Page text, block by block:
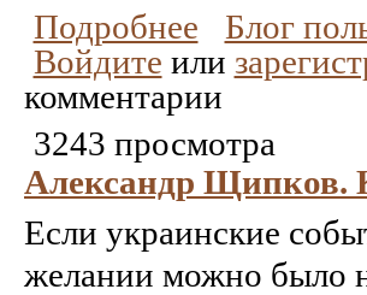
Подробнее
Блог
Войдите или
комментарии
3243 просмотра
Александр Щипков.
Если украинские
желании можно было